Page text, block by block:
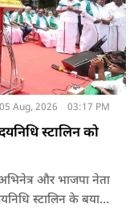
05 Aug, 2026 03:17 PM
स्टालिन को
और भाजपा नेता
स्टालिन के बयान